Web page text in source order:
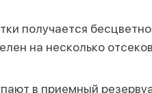
получается
на несколько
в приемный